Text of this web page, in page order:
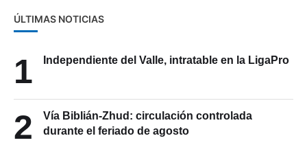
ÚLTIMAS NOTICIAS
1 Independiente del Valle, intratable en la LigaPro
2
Vía Biblián-Zhud: circulación controlada
durante el feriado de agosto